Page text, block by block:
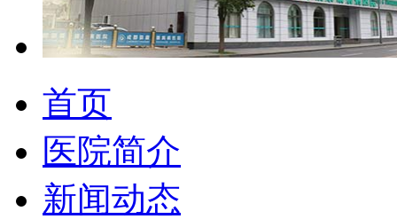
首页
医院简介
新闻动态